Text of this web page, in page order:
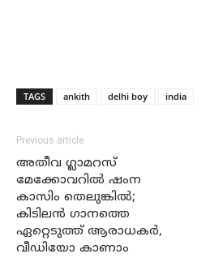
TAGS ankith delhi boy india
Previous article
അതീവ ഗ്ലാമറസ്
മേക്കോവറില്‍ ഷംന
കാസിം തെലുങ്കില്‍;
കിടിലന്‍ ഗാനത്തെ
ഏറ്റെടുത്ത് ആരാധകര്‍,
വീഡിയോ കാണാം